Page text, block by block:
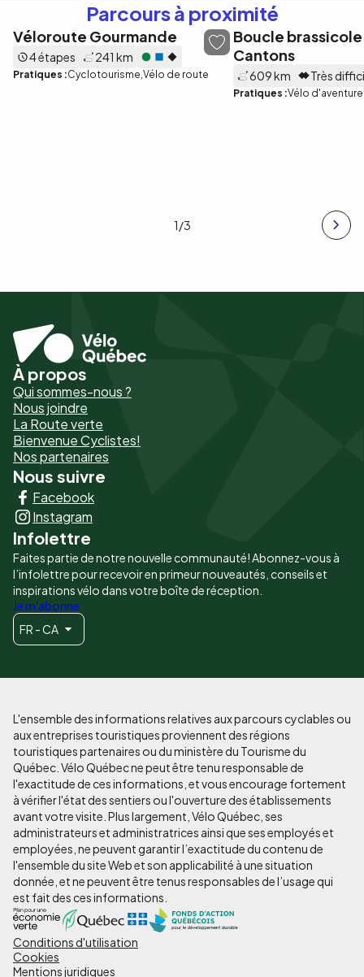
Parcours à proximité
Véloroute Gourmande
4 étapes 241 km
Pratiques :Cyclotourisme Vélo de route
Boucle
Cantons
609 km Très
Pratiques :Vélo d'aventure
1/3
Pied
de
page
-
Liens
principaux
À propos
Qui sommes-nous ?
Nous joindre
La Route verte
Bienvenue Cyclistes!
Nos partenaires
Nous suivre
Facebook
Instagram
Infolettre
Faites partie de notre nouvelle communauté! Abonnez-vous à
l’infolettre pour recevoir en primeur nouveautés, conseils et
inspirations vélo dans votre boîte de réception.
Je m'abonne
FR - CA
L'ensemble des informations relatives aux parcours cyclables ou
aux entreprises touristiques proviennent des régions
touristiques partenaires ou du ministère du Tourisme du
Québec. Vélo Québec ne peut être tenu responsable de
l'exactitude de ces informations, et vous encourage fortement
à vérifier l'état des sentiers ou l'ouverture des établissements
avant votre visite. Plus largement, Vélo Québec, ses
administrateurs et administratrices ainsi que ses employés et
employées, ne peuvent garantir l’exactitude du contenu de
l'ensemble du site Web et son applicabilité à une situation
donnée, et ne peuvent être tenus responsables de l’usage qui
est fait des ces informations.
Pied
Conditions d'utilisation
Cookies
Mentions juridiques